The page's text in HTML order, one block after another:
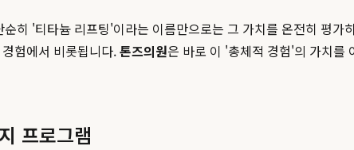
히 '티타늄 리프팅'이라는 이름만으로는 그 가치를 온전히 평
험에서 비롯됩니다.톤즈의원은 바로 이 '총체적 경험'의 가치를
프로그램